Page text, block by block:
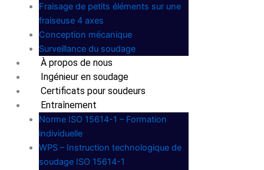
Fraisage de petits éléments sur une
fraiseuse 4 axes
Conception mécanique
Surveillance du soudage
À propos de nous
Ingénieur en soudage
Certificats pour soudeurs
Entraînement
Norme ISO 15614-1 – Formation
individuelle
WPS – Instruction technologique de
soudage ISO 15614-1